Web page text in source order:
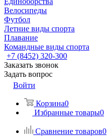
Велосипеды
Футбол
Летние виды спорта
Плавание
Командные виды спорта
+7 (8452) 320-300
Заказать звонок
Задать вопрос
Войти
Корзина0
Избранные товары0
Сравнение товаров0